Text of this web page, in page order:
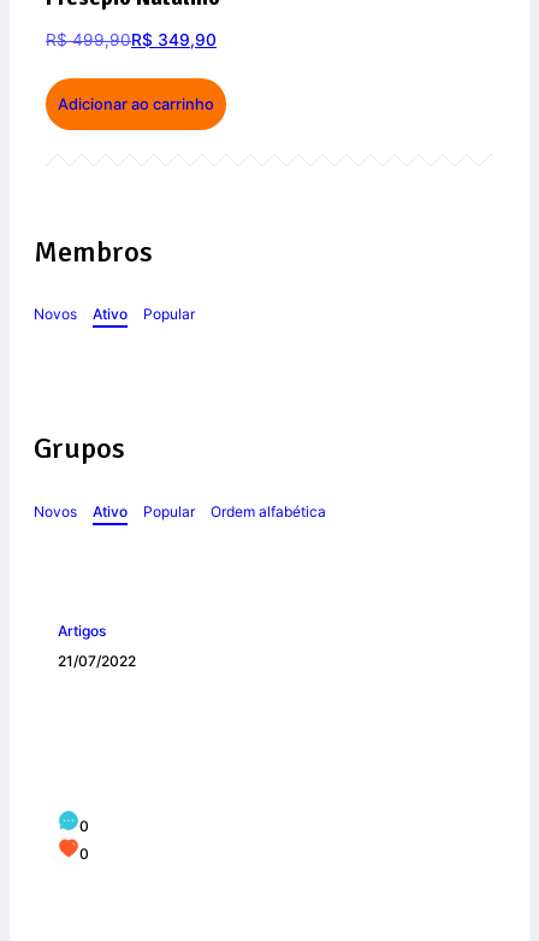
R$499,90R$ 349,90
Adicionar ao carrinho
Membros
Novos Ativo Popular
Grupos
Novos Ativo Popular Ordem alfabética
Artigos
21/07/2022
0
0